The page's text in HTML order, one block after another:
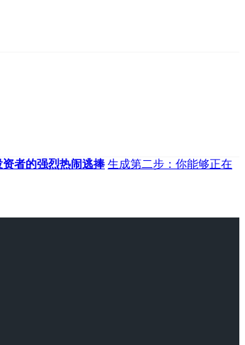
者的强烈热闹逃捧 生成第二步：你能够正在